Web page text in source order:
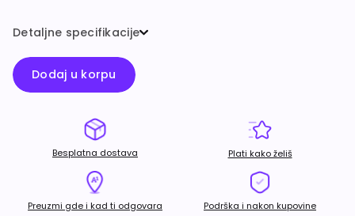
Detaljne specifikacije
Dodaj u korpu
Besplatna dostava Plati kako želiš
Preuzmi gde i kad ti odgovara Podrška i nakon kupovine